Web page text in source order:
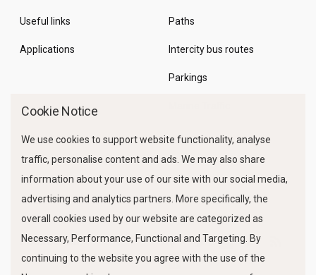
Useful links
Applications
Paths
Intercity bus routes
Parkings
FOLLOW US
Cookie Notice
We use cookies to support website functionality, analyse
traffic, personalise content and ads. We may also share
information about your use of our site with our social media,
advertising and analytics partners. More specifically, the
overall cookies used by our website are categorized as
Necessary, Performance, Functional and Targeting. By
continuing to the website you agree with the use of the